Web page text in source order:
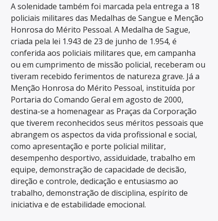
A solenidade também foi marcada pela entrega a 18
policiais militares das Medalhas de Sangue e Menção
Honrosa do Mérito Pessoal. A Medalha de Sague,
criada pela lei 1.943 de 23 de junho de 1.954, é
conferida aos policiais militares que, em campanha
ou em cumprimento de missão policial, receberam ou
tiveram recebido ferimentos de natureza grave. Já a
Menção Honrosa do Mérito Pessoal, instituída por
Portaria do Comando Geral em agosto de 2000,
destina-se a homenagear as Praças da Corporação
que tiverem reconhecidos seus méritos pessoais que
abrangem os aspectos da vida profissional e social,
como apresentação e porte policial militar,
desempenho desportivo, assiduidade, trabalho em
equipe, demonstração de capacidade de decisão,
direção e controle, dedicação e entusiasmo ao
trabalho, demonstração de disciplina, espírito de
iniciativa e de estabilidade emocional.